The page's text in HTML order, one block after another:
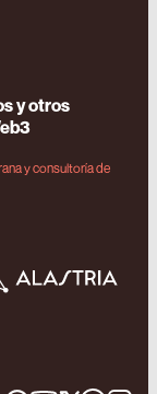
y otros
y consultoría de